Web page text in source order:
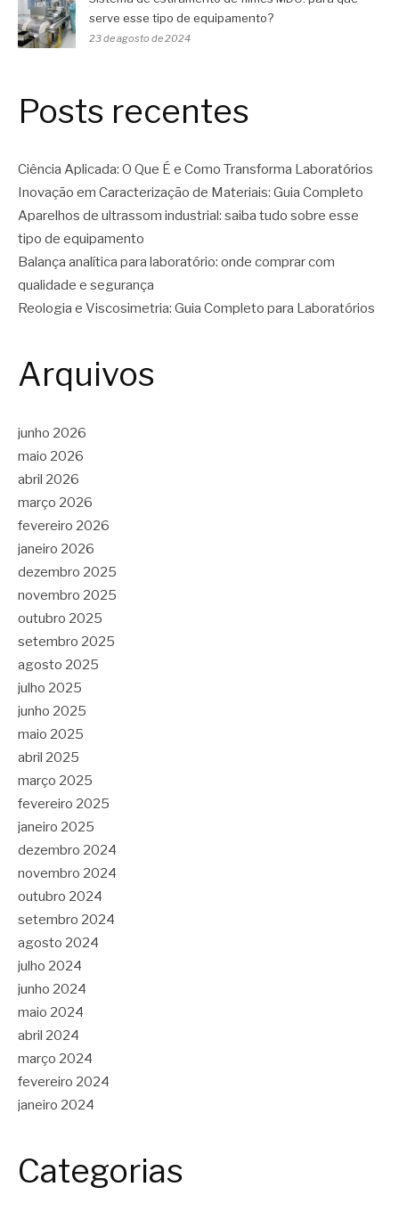
serve esse tipo de equipamento?
23 de agosto de 2024
Posts recentes
Ciência Aplicada: O Que É e Como Transforma Laboratórios
Inovação em Caracterização de Materiais: Guia Completo
Aparelhos de ultrassom industrial: saiba tudo sobre esse
tipo de equipamento
Balança analítica para laboratório: onde comprar com
qualidade e segurança
Reologia e Viscosimetria: Guia Completo para Laboratórios
Arquivos
junho 2026
maio 2026
abril 2026
março 2026
fevereiro 2026
janeiro 2026
dezembro 2025
novembro 2025
outubro 2025
setembro 2025
agosto 2025
julho 2025
junho 2025
maio 2025
abril 2025
março 2025
fevereiro 2025
janeiro 2025
dezembro 2024
novembro 2024
outubro 2024
setembro 2024
agosto 2024
julho 2024
junho 2024
maio 2024
abril 2024
março 2024
fevereiro 2024
janeiro 2024
Categorias